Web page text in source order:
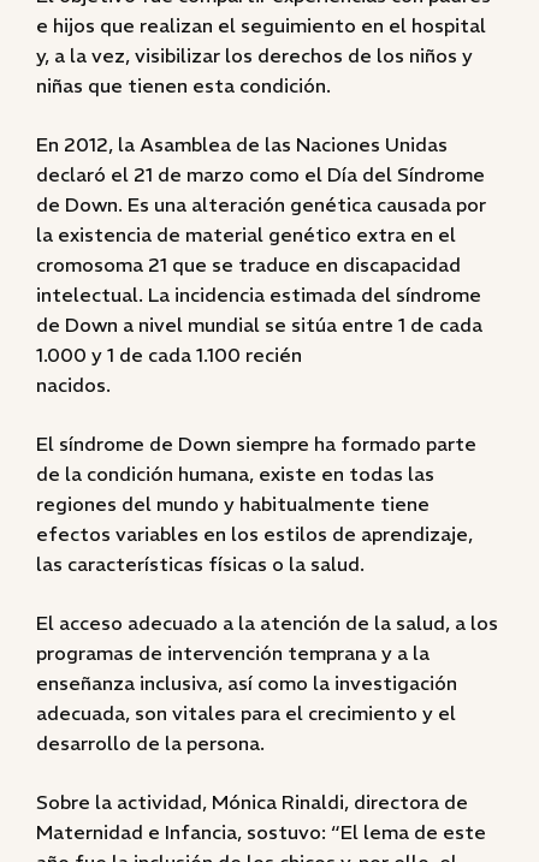
e hijos que realizan el seguimiento en el hospital
y, a la vez, visibilizar los derechos de los niños y
niñas que tienen esta condición.
En 2012, la Asamblea de las Naciones Unidas
declaró el 21 de marzo como el Día del Síndrome
de Down. Es una alteración genética causada por
la existencia de material genético extra en el
cromosoma 21 que se traduce en discapacidad
intelectual. La incidencia estimada del síndrome
de Down a nivel mundial se sitúa entre 1 de cada
1.000 y 1 de cada 1.100 recién
nacidos.
El síndrome de Down siempre ha formado parte
de la condición humana, existe en todas las
regiones del mundo y habitualmente tiene
efectos variables en los estilos de aprendizaje,
las características físicas o la salud.
El acceso adecuado a la atención de la salud, a los
programas de intervención temprana y a la
enseñanza inclusiva, así como la investigación
adecuada, son vitales para el crecimiento y el
desarrollo de la persona.
Sobre la actividad, Mónica Rinaldi, directora de
Maternidad e Infancia, sostuvo: “El lema de este